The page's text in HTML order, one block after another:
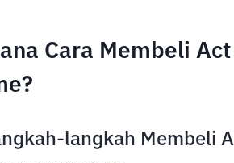
Cara Membeli
langkah Membeli